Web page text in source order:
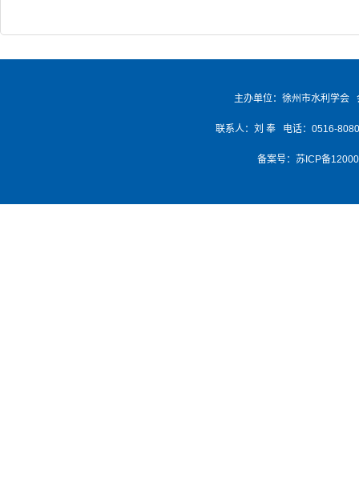
主办单位：徐州市水利学会
联系人：刘 奉 电话：0516-
备案号： 苏ICP备